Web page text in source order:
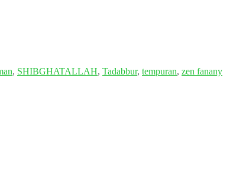
, SHIBGHATALLAH, Tadabbur, tempuran, zen fanany